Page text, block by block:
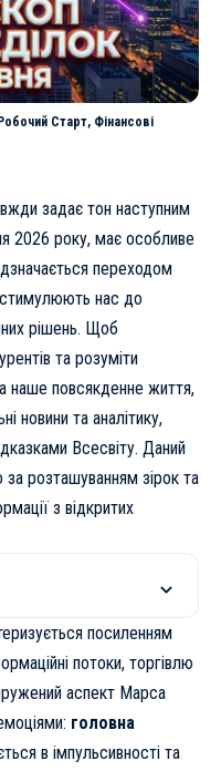
Старт, Фінансові
задає тон наступним
2026 року, має особливе
переходом
нас до
рішень. Щоб
та розуміти
наше повсякденне життя,
новини та аналітику,
Всесвіту. Даний
за розташуванням зірок та
з відкритих
посиленням
потоки, торгівлю
аспект Марса
головна
в імпульсивності та